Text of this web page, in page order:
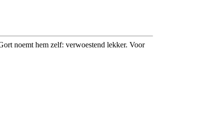
noemt hem zelf: verwoestend lekker. Voor